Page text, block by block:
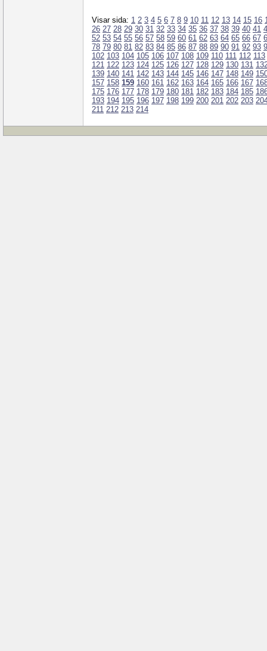
Visar sida: 1 2 3 4 5 6 7 8 9 10 11 12 13 14 15 16
26 27 28 29 30 31 32 33 34 35 36 37 38 39 40 41
52 53 54 55 56 57 58 59 60 61 62 63 64 65 66 67
78 79 80 81 82 83 84 85 86 87 88 89 90 91 92 93
102 103 104 105 106 107 108 109 110 111 112 113
121 122 123 124 125 126 127 128 129 130 131
139 140 141 142 143 144 145 146 147 148 149
157 158 159 160 161 162 163 164 165 166 167
175 176 177 178 179 180 181 182 183 184 185
193 194 195 196 197 198 199 200 201 202 203
211 212 213 214